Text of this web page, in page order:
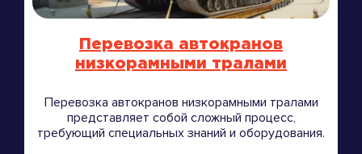
Перевозка автокранов
низкорамными тралами
Перевозка автокранов низкорамными тралами
представляет собой сложный процесс,
требующий специальных знаний и оборудования.